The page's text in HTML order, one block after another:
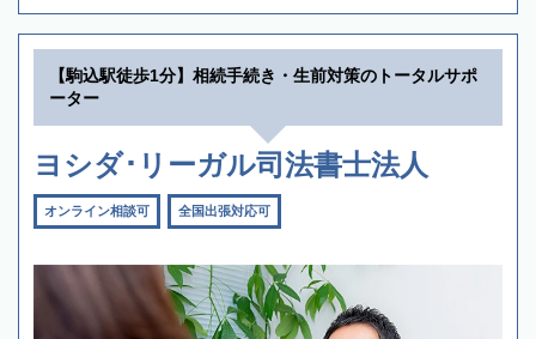
【駒込駅徒歩1分】相続手続き・生前対策のトータルサポ
ーター
ヨシダ･リーガル司法書士法人
オンライン相談可 全国出張対応可